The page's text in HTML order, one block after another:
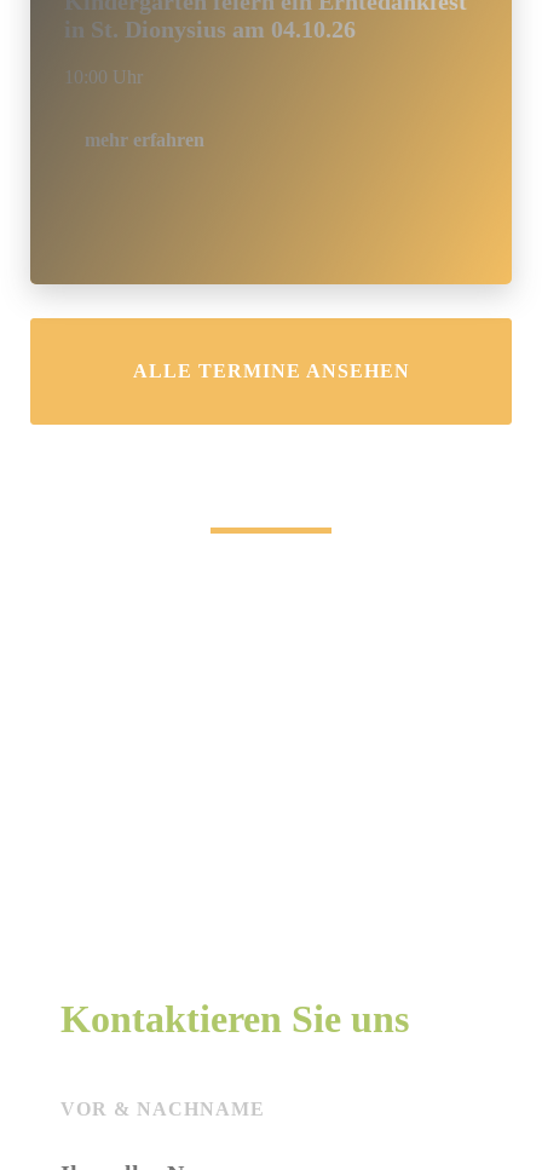
in St. Dionysius am 04.10.26
10:00 Uhr
mehr erfahren
ALLE TERMINE ANSEHEN
Kontaktieren Sie uns
VOR & NACHNAME